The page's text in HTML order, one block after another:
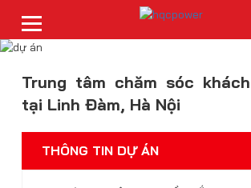
Trung tâm chăm sóc
tại Linh Đàm, Hà Nội
THÔNG TIN DỰ ÁN